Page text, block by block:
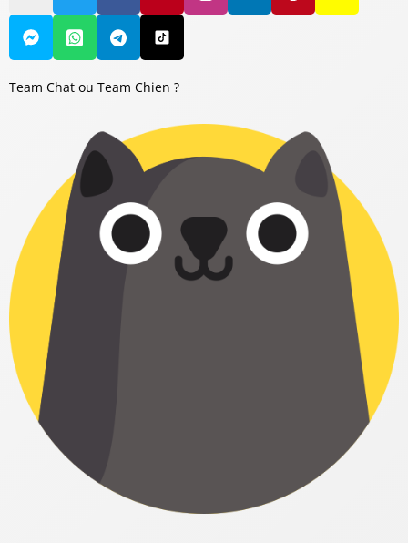
Team Chat ou Team Chien ?